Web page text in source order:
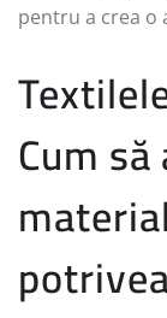
pentru a crea o
Cum